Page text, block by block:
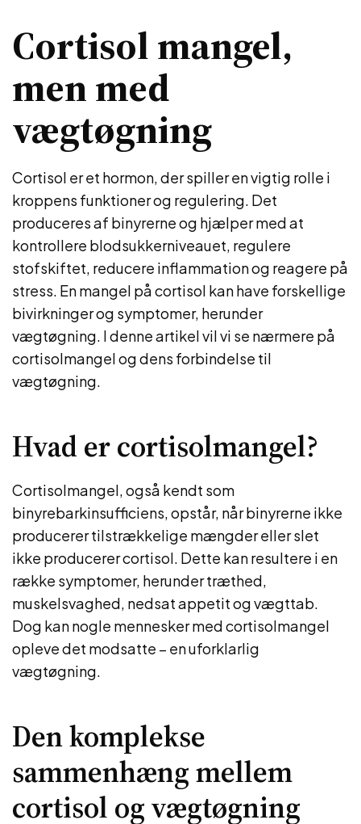
Cortisol mangel,
men med
vægtøgning
Cortisol er et hormon, der spiller en vigtig rolle i
kroppens funktioner og regulering. Det
produceres af binyrerne og hjælper med at
kontrollere blodsukkerniveauet, regulere
stofskiftet, reducere inflammation og reagere på
stress. En mangel på cortisol kan have forskellige
bivirkninger og symptomer, herunder
vægtøgning. I denne artikel vil vi se nærmere på
cortisolmangel og dens forbindelse til
vægtøgning.
Hvad er cortisolmangel?
Cortisolmangel, også kendt som
binyrebarkinsufficiens, opstår, når binyrerne ikke
producerer tilstrækkelige mængder eller slet
ikke producerer cortisol. Dette kan resultere i en
række symptomer, herunder træthed,
muskelsvaghed, nedsat appetit og vægttab.
Dog kan nogle mennesker med cortisolmangel
opleve det modsatte – en uforklarlig
vægtøgning.
Den komplekse
sammenhæng mellem
cortisol og vægtøgning